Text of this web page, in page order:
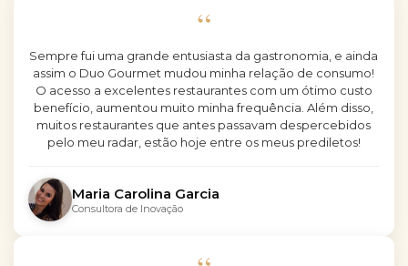
“
Sempre fui uma grande entusiasta da gastronomia, e ainda
assim o Duo Gourmet mudou minha relação de consumo!
O acesso a excelentes restaurantes com um ótimo custo
benefício, aumentou muito minha frequência. Além disso,
muitos restaurantes que antes passavam despercebidos
pelo meu radar, estão hoje entre os meus prediletos!
Maria Carolina Garcia
Consultora de Inovação